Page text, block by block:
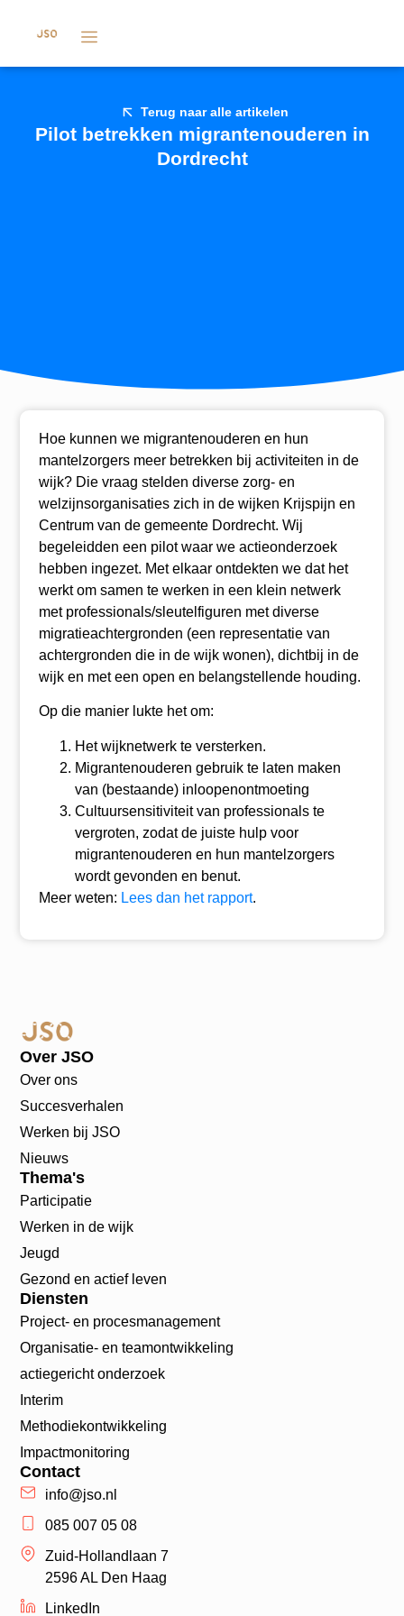
Terug naar alle artikelen
Pilot betrekken migrantenouderen in
Dordrecht
Hoe kunnen we migrantenouderen en hun
mantelzorgers meer betrekken bij activiteiten in de
wijk? Die vraag stelden diverse zorg- en
welzijnsorganisaties zich in de wijken Krijspijn en
Centrum van de gemeente Dordrecht. Wij
begeleidden een pilot waar we actieonderzoek
hebben ingezet. Met elkaar ontdekten we dat het
werkt om samen te werken in een klein netwerk
met professionals/sleutelfiguren met diverse
migratieachtergronden (een representatie van
achtergronden die in de wijk wonen), dichtbij in de
wijk en met een open en belangstellende houding.
Op die manier lukte het om:
Het wijknetwerk te versterken.
Migrantenouderen gebruik te laten maken
van (bestaande) inloopenontmoeting
Cultuursensitiviteit van professionals te
vergroten, zodat de juiste hulp voor
migrantenouderen en hun mantelzorgers
wordt gevonden en benut.
Meer weten: Lees dan het rapport.
Over JSO
Over ons
Succesverhalen
Werken bij JSO
Nieuws
Thema's
Participatie
Werken in de wijk
Jeugd
Gezond en actief leven
Diensten
Project- en procesmanagement
Organisatie- en teamontwikkeling
actiegericht onderzoek
Interim
Methodiekontwikkeling
Impactmonitoring
Contact
info@jso.nl
085 007 05 08
Zuid-Hollandlaan 7
2596 AL Den Haag
LinkedIn